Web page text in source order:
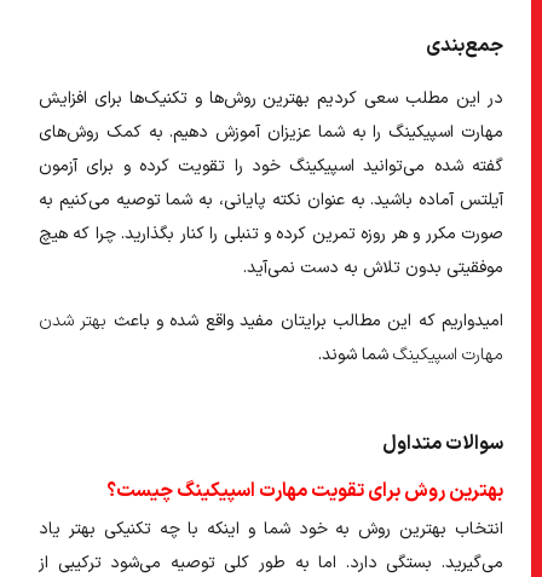
جمع‌بندی
در این مطلب سعی کردیم بهترین روش‌ها و تکنیک‌ها برای افزایش
مهارت اسپیکینگ را به شما عزیزان آموزش دهیم. به کمک روش‌های
گفته شده می‌توانید اسپیکینگ خود را تقویت کرده و برای آزمون
آیلتس آماده باشید. به عنوان نکته پایانی، به شما توصیه می‌کنیم به
صورت مکرر و هر روزه تمرین کرده و تنبلی را کنار بگذارید. چرا که هیچ
موفقیتی بدون تلاش به دست نمی‌آید.
امیدواریم که این مطالب برایتان مفید واقع شده و باعثبهتر شدن
مهارت اسپیکینگشما شوند.
سوالات متداول
بهترین روش برای تقویت مهارت اسپیکینگ چیست؟
انتخاب بهترین روش به خود شما و اینکه با چه تکنیکی بهتر یاد
می‌گیرید. بستگی دارد. اما به طور کلی توصیه می‌شود ترکیبی از